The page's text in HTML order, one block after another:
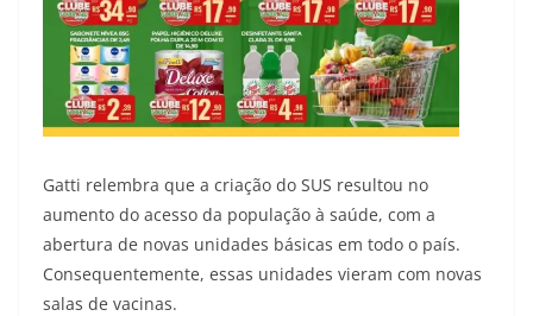
Gatti relembra que a criação do SUS resultou no
aumento do acesso da população à saúde, com a
abertura de novas unidades básicas em todo o país.
Consequentemente, essas unidades vieram com novas
salas de vacinas.